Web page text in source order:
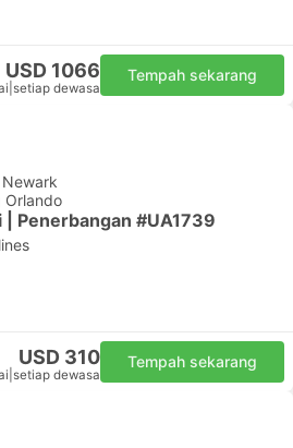
USD 1066
setiap dewasa
Tempah sekarang
Orlando
| Penerbangan #UA1739
USD 310
setiap dewasa
Tempah sekarang